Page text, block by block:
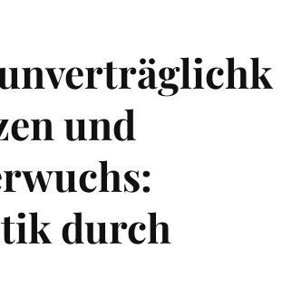
und
durch